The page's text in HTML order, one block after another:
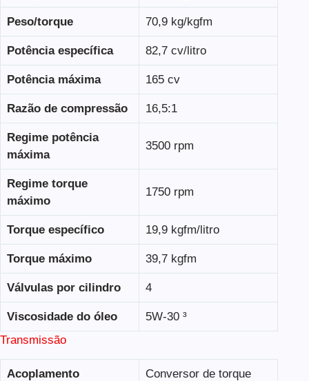
Peso/torque 70,9 kg/kgfm
Potência específica 82,7 cv/litro
Potência máxima 165 cv
Razão de compressão 16,5:1
Regime potência
máxima
3500 rpm
Regime torque
máximo
1750 rpm
Torque específico 19,9 kgfm/litro
Torque máximo 39,7 kgfm
Válvulas por cilindro 4
Viscosidade do óleo
5W-30 ³
Transmissão
Acoplamento Conversor de torque